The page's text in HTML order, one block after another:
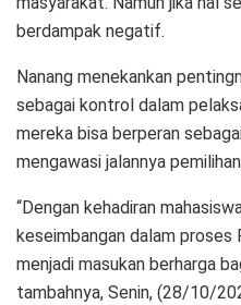
berdampak negatif.
Nanang menekankan
sebagai kontrol dalam
mereka bisa berperan
mengawasi jalannya
“Dengan kehadiran
keseimbangan dalam proses
menjadi masukan berharga
tambahnya, Senin, (28/10/